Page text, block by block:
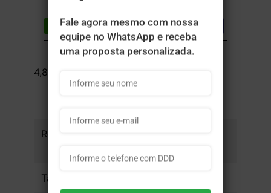
Lista de desejos Compartilhar
DESCRIÇÃO DO PRODUTO
4,8x4 cm - 50 unid
Referência
Tamanho da Arte